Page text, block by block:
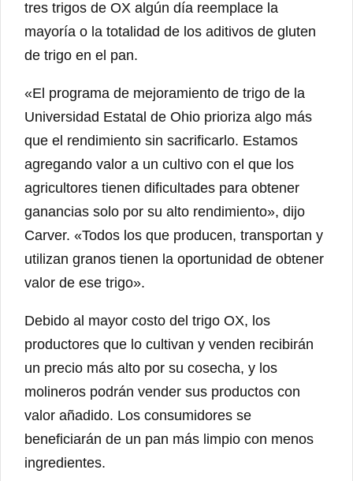
tres trigos de OX algún día reemplace la
mayoría o la totalidad de los aditivos de gluten
de trigo en el pan.
«El programa de mejoramiento de trigo de la
Universidad Estatal de Ohio prioriza algo más
que el rendimiento sin sacrificarlo. Estamos
agregando valor a un cultivo con el que los
agricultores tienen dificultades para obtener
ganancias solo por su alto rendimiento», dijo
Carver. «Todos los que producen, transportan y
utilizan granos tienen la oportunidad de obtener
valor de ese trigo».
Debido al mayor costo del trigo OX, los
productores que lo cultivan y venden recibirán
un precio más alto por su cosecha, y los
molineros podrán vender sus productos con
valor añadido. Los consumidores se
beneficiarán de un pan más limpio con menos
ingredientes.